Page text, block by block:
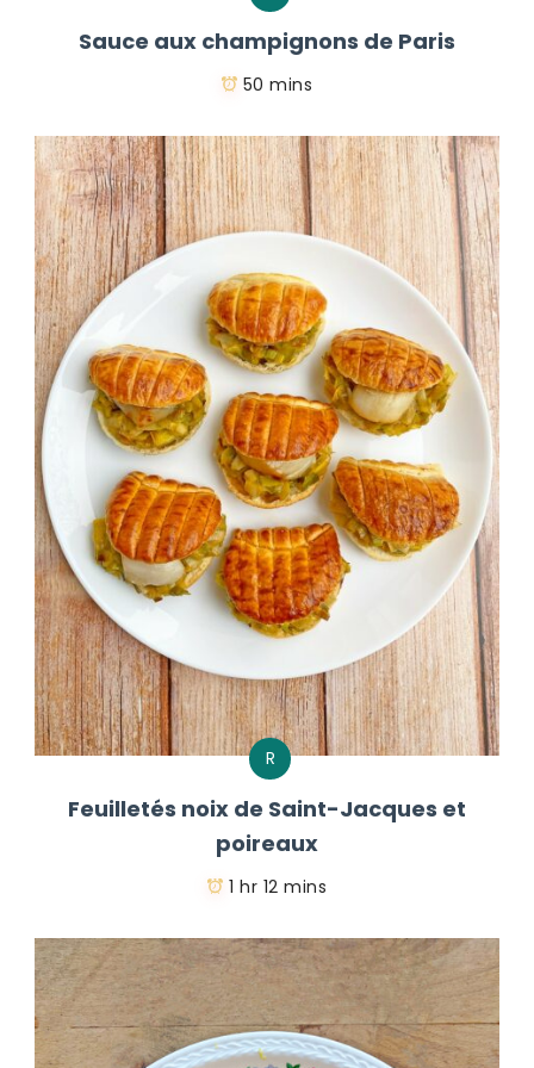
Sauce aux champignons de Paris
50 mins
R
Feuilletés noix de Saint-Jacques et
poireaux
1 hr 12 mins